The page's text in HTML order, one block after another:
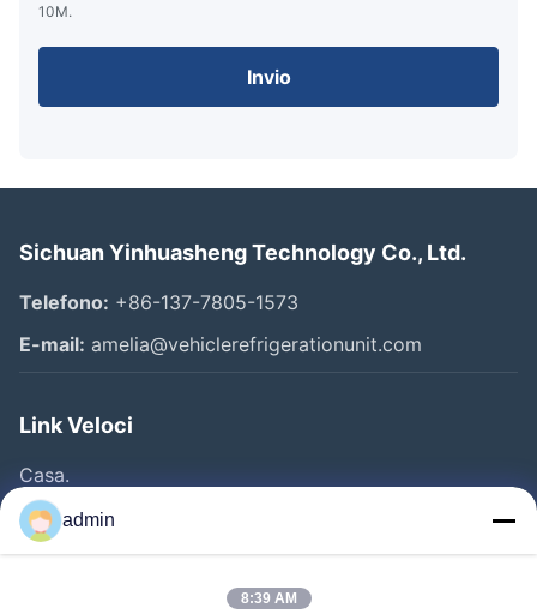
10M.
Invio
Sichuan Yinhuasheng Technology Co., Ltd.
Telefono: +86-137-7805-1573
E-mail: amelia@vehiclerefrigerationunit.com
Link Veloci
Casa.
Prodotti
Video
admin
8:39 AM